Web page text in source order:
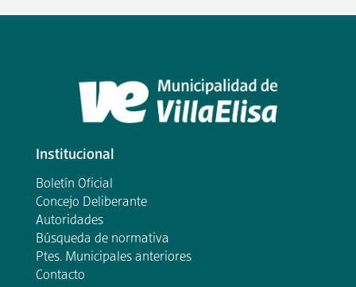
Institucional
Boletín Oficial
Concejo Deliberante
Autoridades
Búsqueda de normativa
Ptes. Municipales anteriores
Contacto